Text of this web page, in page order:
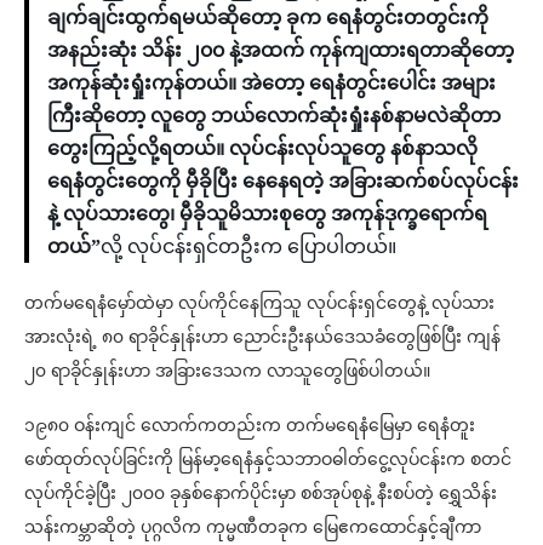
ချက်ချင်းထွက်ရမယ်ဆိုတော့ ခုက ရေနံတွင်းတတွင်းကို
အနည်းဆုံး သိန်း ၂၀၀ နဲ့အထက် ကုန်ကျထားရတာဆိုတော့
အကုန်ဆုံးရှုံးကုန်တယ်။ အဲတော့ ရေနံတွင်းပေါင်း အများ
ကြီးဆိုတော့ လူတွေ ဘယ်လောက်ဆုံးရှုံးနစ်နာမလဲဆိုတာ
တွေးကြည့်လို့ရတယ်။ လုပ်ငန်းလုပ်သူတွေ နစ်နာသလို
ရေနံတွင်းတွေကို မှီခိုပြီး နေနေရတဲ့ အခြားဆက်စပ်လုပ်ငန်း
နဲ့ လုပ်သားတွေ၊ မှီခိုသူမိသားစုတွေ အကုန်ဒုက္ခရောက်ရ
တယ်”လို့ လုပ်ငန်းရှင်တဦးက ပြောပါတယ်။
တက်မရေနံမှော်ထဲမှာ လုပ်ကိုင်နေကြသူ လုပ်ငန်းရှင်တွေနဲ့ လုပ်သား
အားလုံးရဲ့ ၈၀ ရာခိုင်နှုန်းဟာ ညောင်းဦးနယ်ဒေသခံတွေဖြစ်ပြီး ကျန်
၂၀ ရာခိုင်နှုန်းဟာ အခြားဒေသက လာသူတွေဖြစ်ပါတယ်။
၁၉၈၀ ဝန်းကျင် လောက်ကတည်းက တက်မရေနံမြေမှာ ရေနံတူး
ဖော်ထုတ်လုပ်ခြင်းကို မြန်မာ့ရေနံနှင့်သဘာဝဓါတ်ငွေ့လုပ်ငန်းက စတင်
လုပ်ကိုင်ခဲ့ပြီး ၂၀၀၀ ခုနှစ်နောက်ပိုင်းမှာ စစ်အုပ်စုနဲ့ နီးစပ်တဲ့ ရွှေသိန်း
သန်းကမ္ဘာဆိုတဲ့ ပုဂ္ဂလိက ကုမ္မဏီတခုက မြေဧကထောင်နှင့်ချီကာ